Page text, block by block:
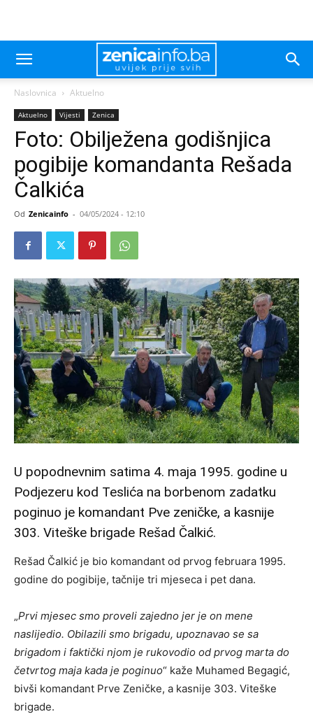
Naslovnica Aktuelno
Aktuelno Vijesti Zenica
Foto: Obilježena godišnjica
pogibije komandanta Rešada
Čalkića
Od Zenicainfo - 04/05/2024 - 12:10
U popodnevnim satima 4. maja 1995. godine u
Podjezeru kod Teslića na borbenom zadatku
poginuo je komandant Pve zeničke, a kasnije
303. Viteške brigade Rešad Čalkić.
Rešad Čalkić je bio komandant od prvog februara 1995.
godine do pogibije, tačnije tri mjeseca i pet dana.
„Prvi mjesec smo proveli zajedno jer je on mene
naslijedio. Obilazili smo brigadu, upoznavao se sa
brigadom i faktički njom je rukovodio od prvog marta do
četvrtog maja kada je poginuo“ kaže Muhamed Begagić,
bivši komandant Prve Zeničke, a kasnije 303. Viteške
brigade.